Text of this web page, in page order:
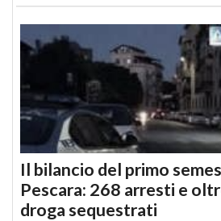
Il bilancio del primo
Pescara: 268 arresti e
droga sequestrati